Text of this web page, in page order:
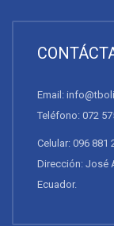
Email:
Teléfono: 072
Celular: 096 881
Dirección: José
Ecuador.